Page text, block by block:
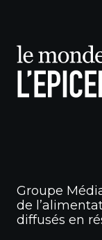
Groupe
de
diffusés en